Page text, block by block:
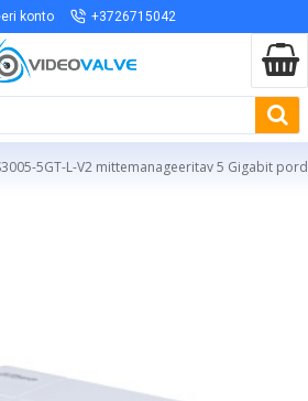
konto +3726715042
5GT-L-V2 mittemanageeritav 5 Gigabit